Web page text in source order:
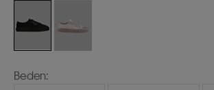
Beden: